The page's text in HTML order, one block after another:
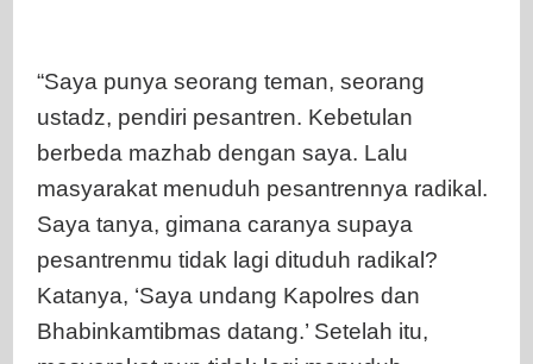
“Saya punya seorang teman, seorang
ustadz, pendiri pesantren. Kebetulan
berbeda mazhab dengan saya. Lalu
masyarakat menuduh pesantrennya radikal.
Saya tanya, gimana caranya supaya
pesantrenmu tidak lagi dituduh radikal?
Katanya, ‘Saya undang Kapolres dan
Bhabinkamtibmas datang.’ Setelah itu,